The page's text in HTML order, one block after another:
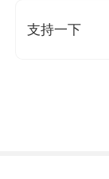
支持一下